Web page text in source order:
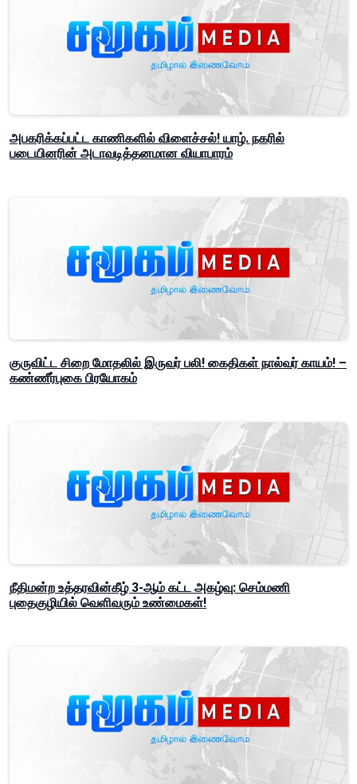
அபகரிக்கப்பட்ட காணிகளில் விளைச்சல்! யாழ். நகரில்
படையினரின் அடாவடித்தனமான வியாபாரம்
குருவிட்ட சிறை மோதலில் இருவர் பலி! கைதிகள் நால்வர் காயம்! –
கண்ணீர்புகை பிரயோகம்
நீதிமன்ற உத்தரவின்கீழ் 3-ஆம் கட்ட அகழ்வு: செம்மணி
புதைகுழியில் வெளிவரும் உண்மைகள்!